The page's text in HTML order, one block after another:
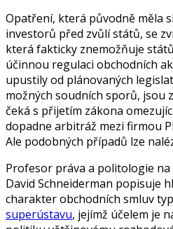
Opatření, která původně měla
investorů před zvůlí států, se
která fakticky znemožňuje
účinnou regulaci obchodních
upustily od plánovaných
možných soudních sporů, jsou
čeká s přijetím zákona
dopadne arbitráž mezi firmou
Ale podobných případů lze
Profesor práva a politologie
David Schneiderman popisuje
charakter obchodních smluv
superústavu, jejímž účelem je